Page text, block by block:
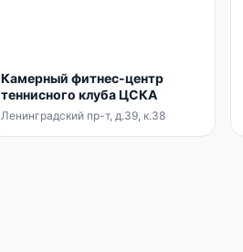
Камерный фитнес-центр
теннисного клуба ЦСКА
Ленинградский пр-т, д.39, к.38